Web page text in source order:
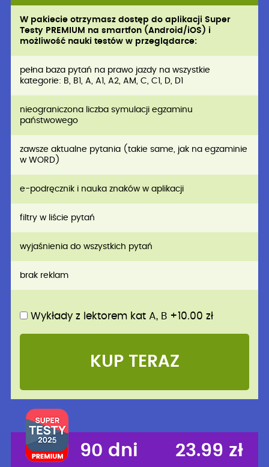
W pakiecie otrzymasz dostęp do aplikacji Super
Testy PREMIUM na smartfon (Android/iOS) i
możliwość nauki testów w przeglądarce:
pełna baza pytań na prawo jazdy na wszystkie
kategorie: B, B1, A, A1, A2, AM, C, C1, D, D1
nieograniczona liczba symulacji egzaminu
państwowego
zawsze aktualne pytania (takie same, jak na egzaminie
w WORD)
e-podręcznik i nauka znaków w aplikacji
filtry w liście pytań
wyjaśnienia do wszystkich pytań
brak reklam
Wykłady z lektorem kat A, B +10.00 zł
KUP TERAZ
90 dni 23.99 zł